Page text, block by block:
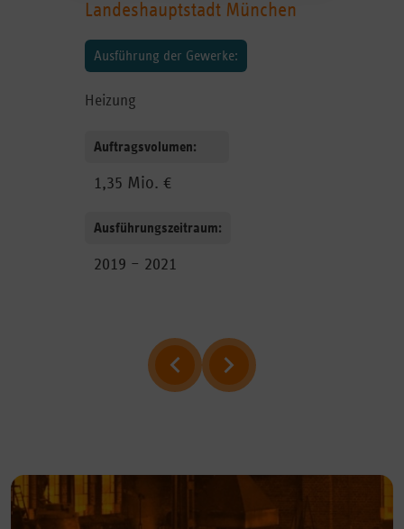
Landeshauptstadt München
Ausführung der Gewerke:
Heizung
Auftragsvolumen:
1,35 Mio. €
Ausführungszeitraum:
2019 – 2021